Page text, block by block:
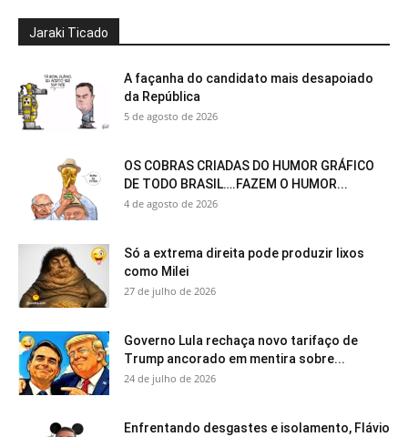
Jaraki Ticado
A façanha do candidato mais desapoiado
da República
5 de agosto de 2026
OS COBRAS CRIADAS DO HUMOR GRÁFICO
DE TODO BRASIL….FAZEM O HUMOR...
4 de agosto de 2026
Só a extrema direita pode produzir lixos
como Milei
27 de julho de 2026
Governo Lula rechaça novo tarifaço de
Trump ancorado em mentira sobre...
24 de julho de 2026
Enfrentando desgastes e isolamento, Flávio